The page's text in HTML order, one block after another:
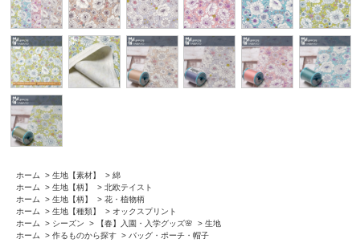
ホーム > 生地【素材】 > 綿
ホーム
> 生地【柄】 > 北欧テイスト
ホーム
> 生地【柄】 > 花・植物柄
ホーム
> 生地【種類】 > オックスプリント
ホーム
> シーズン > 【春】入園・入学グッズ🌸 > 生地
ホーム
> 作るものから探す > バッグ・ポーチ・帽子